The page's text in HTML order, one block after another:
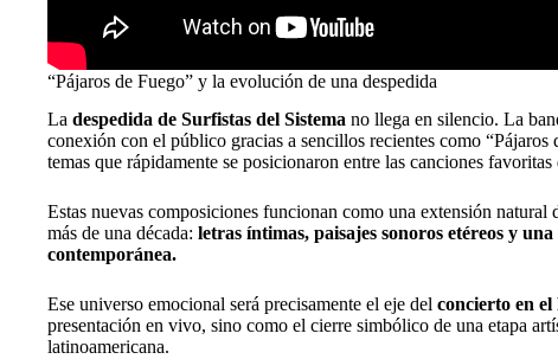
“Pájaros de Fuego” y la evolución de una despedida
La despedida de Surfistas del Sistema no llega en silencio. La
conexión con el público gracias a sencillos recientes como
temas que rápidamente se posicionaron entre las canciones favoritas
Estas nuevas composiciones funcionan como una extensión
más de una década: letras íntimas, paisajes sonoros etéreos y
contemporánea.
Ese universo emocional será precisamente el eje del concierto en el
presentación en vivo, sino como el cierre simbólico de una etapa
latinoamericana.